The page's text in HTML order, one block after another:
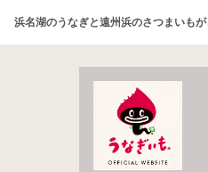
浜名湖のうなぎと遠州浜のさつまいも